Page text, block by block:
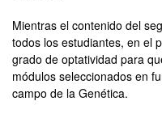
Mientras el contenido del
todos los estudiantes, en el
grado de optatividad para
módulos seleccionados en
campo de la Genética.